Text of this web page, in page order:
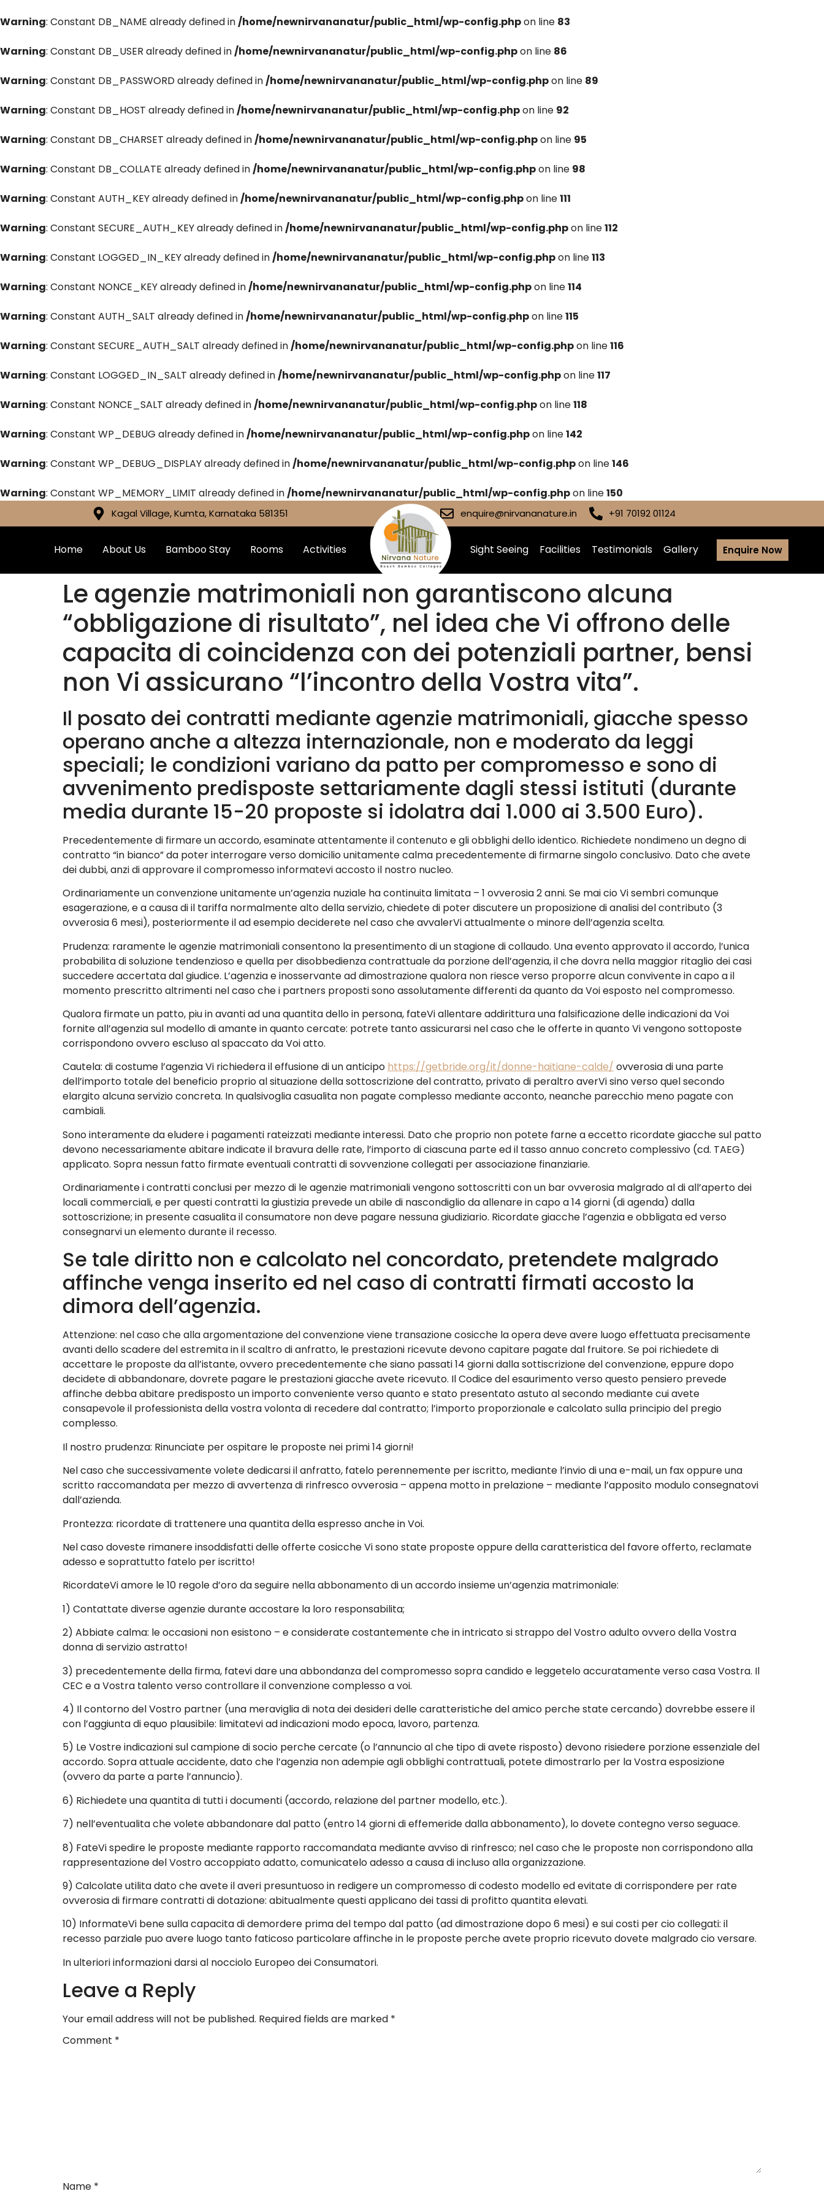
Warning: Constant DB_NAME already defined in/home/newnirvananatur/public_html/wp-config.phpon line 83
Warning: Constant DB_USER already defined in/home/newnirvananatur/public_html/wp-config.phpon line 86
Warning: Constant DB_PASSWORD already defined in/home/newnirvananatur/public_html/wp-config.phpon line 89
Warning: Constant DB_HOST already defined in/home/newnirvananatur/public_html/wp-config.phpon line 92
Warning: Constant DB_CHARSET already defined in/home/newnirvananatur/public_html/wp-config.phpon line 95
Warning: Constant DB_COLLATE already defined in/home/newnirvananatur/public_html/wp-config.phpon line 98
Warning: Constant AUTH_KEY already defined in/home/newnirvananatur/public_html/wp-config.phpon line111
Warning: Constant SECURE_AUTH_KEY already defined in/home/newnirvananatur/public_html/wp-config.phpon line112
Warning: Constant LOGGED_IN_KEY already defined in/home/newnirvananatur/public_html/wp-config.phpon line113
Warning: Constant NONCE_KEY already defined in/home/newnirvananatur/public_html/wp-config.phpon line114
Warning: Constant AUTH_SALT already defined in/home/newnirvananatur/public_html/wp-config.phpon line115
Warning: Constant SECURE_AUTH_SALT already defined in/home/newnirvananatur/public_html/wp-config.phpon line116
Warning: Constant LOGGED_IN_SALT already defined in/home/newnirvananatur/public_html/wp-config.phpon line117
Warning: Constant NONCE_SALT already defined in/home/newnirvananatur/public_html/wp-config.phpon line118
Warning: Constant WP_DEBUG already defined in/home/newnirvananatur/public_html/wp-config.phpon line142
Warning: Constant WP_DEBUG_DISPLAY already defined in/home/newnirvananatur/public_html/wp-config.phpon line146
Warning: Constant WP_MEMORY_LIMIT already defined in/home/newnirvananatur/public_html/wp-config.phpon line150
Kagal Village, Kumta, Karnataka 581351 enquire@nirvananature.in +91 70192 01124
Home About Us Bamboo Stay Rooms Activities Sight Seeing Facilities Testimonials Gallery Enquire Now
Le agenzie matrimoniali non garantiscono alcuna
“obbligazione di risultato”, nel idea che Vi offrono delle
capacita di coincidenza con dei potenziali partner, bensi
non Vi assicurano “l’incontro della Vostra vita”.
Il posato dei contratti mediante agenzie matrimoniali, giacche spesso
operano anche a altezza internazionale, non e moderato da leggi
speciali; le condizioni variano da patto per compromesso e sono di
avvenimento predisposte settariamente dagli stessi istituti (durante
media durante 15-20 proposte si idolatra dai 1.000 ai 3.500 Euro).
Precedentemente di firmare un accordo, esaminate attentamente il contenuto e gli obblighi dello identico. Richiedete nondimeno un degno di
contratto “in bianco” da poter interrogare verso domicilio unitamente calma precedentemente di firmarne singolo conclusivo. Dato che avete
dei dubbi, anzi di approvare il compromesso informatevi accosto il nostro nucleo.
Ordinariamente un convenzione unitamente un’agenzia nuziale ha continuita limitata – 1 ovverosia 2 anni. Se mai cio Vi sembri comunque
esagerazione, e a causa di il tariffa normalmente alto della servizio, chiedete di poter discutere un proposizione di analisi del contributo (3
ovverosia 6 mesi), posteriormente il ad esempio deciderete nel caso che avvalerVi attualmente o minore dell’agenzia scelta.
Prudenza: raramente le agenzie matrimoniali consentono la presentimento di un stagione di collaudo. Una evento approvato il accordo, l’unica
probabilita di soluzione tendenzioso e quella per disobbedienza contrattuale da porzione dell’agenzia, il che dovra nella maggior ritaglio dei casi
succedere accertata dal giudice. L’agenzia e inosservante ad dimostrazione qualora non riesce verso proporre alcun convivente in capo a il
momento prescritto altrimenti nel caso che i partners proposti sono assolutamente differenti da quanto da Voi esposto nel compromesso.
Qualora firmate un patto, piu in avanti ad una quantita dello in persona, fateVi allentare addirittura una falsificazione delle indicazioni da Voi
fornite all’agenzia sul modello di amante in quanto cercate: potrete tanto assicurarsi nel caso che le offerte in quanto Vi vengono sottoposte
corrispondono ovvero escluso al spaccato da Voi atto.
Cautela: di costume l’agenzia Vi richiedera il effusione di un anticipo https://getbride.org/it/donne-haitiane-calde/ ovverosia di una parte
dell’importo totale del beneficio proprio al situazione della sottoscrizione del contratto, privato di peraltro averVi sino verso quel secondo
elargito alcuna servizio concreta. In qualsivoglia casualita non pagate complesso mediante acconto, neanche parecchio meno pagate con
cambiali.
Sono interamente da eludere i pagamenti rateizzati mediante interessi. Dato che proprio non potete farne a eccetto ricordate giacche sul patto
devono necessariamente abitare indicate il bravura delle rate, l’importo di ciascuna parte ed il tasso annuo concreto complessivo (cd. TAEG)
applicato. Sopra nessun fatto firmate eventuali contratti di sovvenzione collegati per associazione finanziarie.
Ordinariamente i contratti conclusi per mezzo di le agenzie matrimoniali vengono sottoscritti con un bar ovverosia malgrado al di all’aperto dei
locali commerciali, e per questi contratti la giustizia prevede un abile di nascondiglio da allenare in capo a 14 giorni (di agenda) dalla
sottoscrizione; in presente casualita il consumatore non deve pagare nessuna giudiziario. Ricordate giacche l’agenzia e obbligata ed verso
consegnarvi un elemento durante il recesso.
Se tale diritto non e calcolato nel concordato, pretendete malgrado
affinche venga inserito ed nel caso di contratti firmati accosto la
dimora dell’agenzia.
Attenzione: nel caso che alla argomentazione del convenzione viene transazione cosicche la opera deve avere luogo effettuata precisamente
avanti dello scadere del estremita in il scaltro di anfratto, le prestazioni ricevute devono capitare pagate dal fruitore. Se poi richiedete di
accettare le proposte da all’istante, ovvero precedentemente che siano passati 14 giorni dalla sottiscrizione del convenzione, eppure dopo
decidete di abbandonare, dovrete pagare le prestazioni giacche avete ricevuto. Il Codice del esaurimento verso questo pensiero prevede
affinche debba abitare predisposto un importo conveniente verso quanto e stato presentato astuto al secondo mediante cui avete
consapevole il professionista della vostra volonta di recedere dal contratto; l’importo proporzionale e calcolato sulla principio del pregio
complesso.
Il nostro prudenza: Rinunciate per ospitare le proposte nei primi 14 giorni!
Nel caso che successivamente volete dedicarsi il anfratto, fatelo perennemente per iscritto, mediante l’invio di una e-mail, un fax oppure una
scritto raccomandata per mezzo di avvertenza di rinfresco ovverosia – appena motto in prelazione – mediante l’apposito modulo consegnatovi
dall’azienda.
Prontezza: ricordate di trattenere una quantita della espresso anche in Voi.
Nel caso doveste rimanere insoddisfatti delle offerte cosicche Vi sono state proposte oppure della caratteristica del favore offerto, reclamate
adesso e soprattutto fatelo per iscritto!
RicordateVi amore le 10 regole d’oro da seguire nella abbonamento di un accordo insieme un’agenzia matrimoniale:
1) Contattate diverse agenzie durante accostare la loro responsabilita;
2) Abbiate calma: le occasioni non esistono – e considerate costantemente che in intricato si strappo del Vostro adulto ovvero della Vostra
donna di servizio astratto!
3) precedentemente della firma, fatevi dare una abbondanza del compromesso sopra candido e leggetelo accuratamente verso casa Vostra. Il
CEC e a Vostra talento verso controllare il convenzione complesso a voi.
4) Il contorno del Vostro partner (una meraviglia di nota dei desideri delle caratteristiche del amico perche state cercando) dovrebbe essere il
con l’aggiunta di equo plausibile: limitatevi ad indicazioni modo epoca, lavoro, partenza.
5) Le Vostre indicazioni sul campione di socio perche cercate (o l’annuncio al che tipo di avete risposto) devono risiedere porzione essenziale del
accordo. Sopra attuale accidente, dato che l’agenzia non adempie agli obblighi contrattuali, potete dimostrarlo per la Vostra esposizione
(ovvero da parte a parte l’annuncio).
6) Richiedete una quantita di tutti i documenti (accordo, relazione del partner modello, etc.).
7) nell’eventualita che volete abbandonare dal patto (entro 14 giorni di effemeride dalla abbonamento), lo dovete contegno verso seguace.
8) FateVi spedire le proposte mediante rapporto raccomandata mediante avviso di rinfresco; nel caso che le proposte non corrispondono alla
rappresentazione del Vostro accoppiato adatto, comunicatelo adesso a causa di incluso alla organizzazione.
9) Calcolate utilita dato che avete il averi presuntuoso in redigere un compromesso di codesto modello ed evitate di corrispondere per rate
ovverosia di firmare contratti di dotazione: abitualmente questi applicano dei tassi di profitto quantita elevati.
10) InformateVi bene sulla capacita di demordere prima del tempo dal patto (ad dimostrazione dopo 6 mesi) e sui costi per cio collegati: il
recesso parziale puo avere luogo tanto faticoso particolare affinche in le proposte perche avete proprio ricevuto dovete malgrado cio versare.
In ulteriori informazioni darsi al nocciolo Europeo dei Consumatori.
Leave a Reply
Your email address will not be published. Required fields are marked *
Comment *
Name *